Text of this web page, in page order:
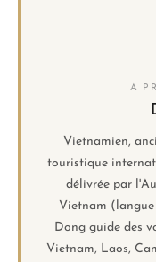
A
Vietnamien,
touristique
délivrée par
Vietnam
Dong guide des
Vietnam, Laos,